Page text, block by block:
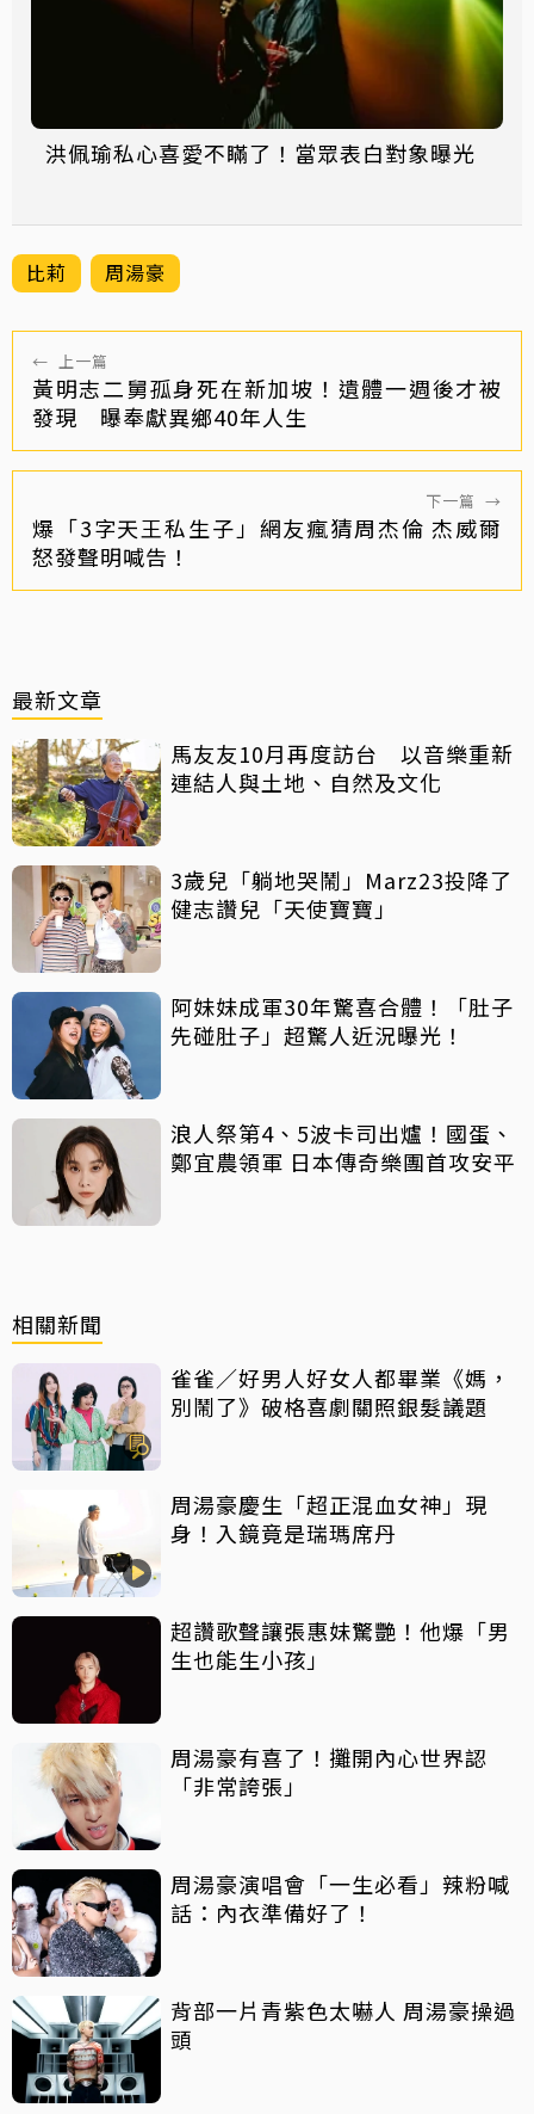
洪佩瑜私心喜愛不瞞了！當眾表白對象曝光
比莉 周湯豪
← 上一篇
黃明志二舅孤身死在新加坡！遺體一週後才被
發現 曝奉獻異鄉40年人生
下一篇 →
爆「3字天王私生子」網友瘋猜周杰倫 杰威爾
怒發聲明喊告！
最新文章
馬友友10月再度訪台 以音樂重新
連結人與土地、自然及文化
3歲兒「躺地哭鬧」Marz23投降了
健志讚兒「天使寶寶」
阿妹妹成軍30年驚喜合體！「肚子
先碰肚子」超驚人近況曝光！
浪人祭第4、5波卡司出爐！國蛋、
鄭宜農領軍 日本傳奇樂團首攻安平
相關新聞
雀雀／好男人好女人都畢業《媽，
別鬧了》破格喜劇關照銀髮議題
周湯豪慶生「超正混血女神」現
身！入鏡竟是瑞瑪席丹
超讚歌聲讓張惠妹驚艷！他爆「男
生也能生小孩」
周湯豪有喜了！攤開內心世界認
「非常誇張」
周湯豪演唱會「一生必看」辣粉喊
話：內衣準備好了！
背部一片青紫色太嚇人 周湯豪操過
頭